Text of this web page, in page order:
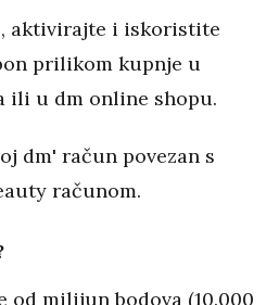
aktivirajte i iskoristite
prilikom kupnje u
ili u dm online shopu.
dm' račun povezan s
računom.
od milijun bodova (10.000